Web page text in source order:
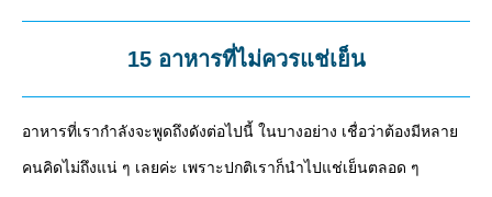
15 อาหารที่ไม่ควรแช่เย็น
อาหารที่เรากำลังจะพูดถึงดังต่อไปนี้ ในบางอย่าง เชื่อว่าต้องมีหลาย
คนคิดไม่ถึงแน่ ๆ เลยค่ะ เพราะปกติเราก็นำไปแช่เย็นตลอด ๆ